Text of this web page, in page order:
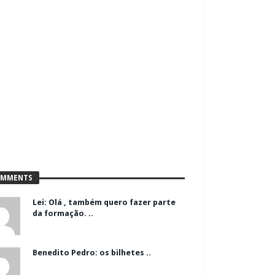
Lei: Olá , também quero fazer parte
da formação. ..
Benedito Pedro: os bilhetes ..